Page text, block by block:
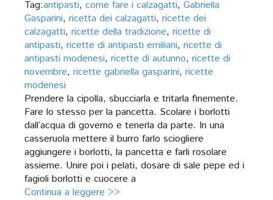
Tag:antipasti, come fare i calzagatti, Gabriella
Gasparini, ricetta dei calzagatti, ricette dei
calzagatti, ricette della tradizione, ricette di
antipasti, ricette di antipasti emiliani, ricette di
antipasti modenesi, ricette di autunno, ricette di
novembre, ricette gabriella gasparini, ricette
modenesi
Prendere la cipolla, sbucciarla e tritarla finemente.
Fare lo stesso per la pancetta. Scolare i borlotti
dall’acqua di governo e tenerla da parte. In una
casseruola mettere il burro farlo sciogliere
aggiungere i borlotti, la pancetta e farli rosolare
assieme. Unire poi i pelati, dosare di sale pepe ed i
fagioli borlotti e cuocere a
Continua a leggere >>